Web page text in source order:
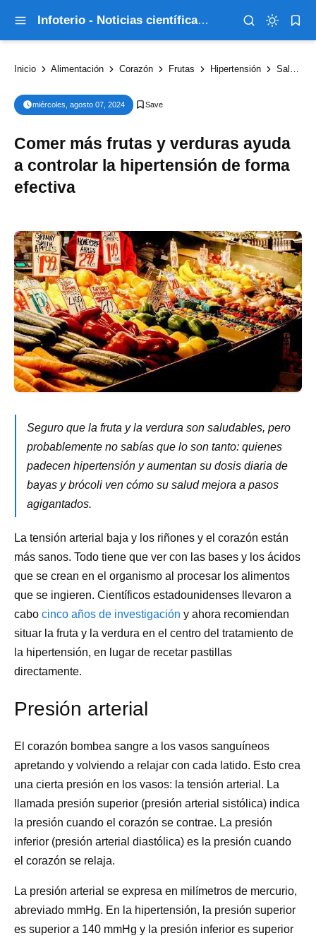
Infoterio - Noticias científicas que explican el mundo
Inicio Alimentación Corazón Frutas Hipertensión Salud
miércoles, agosto 07, 2024
Comer más frutas y verduras ayuda
a controlar la hipertensión de forma
efectiva
Seguro que la fruta y la verdura son saludables, pero
probablemente no sabías que lo son tanto: quienes
padecen hipertensión y aumentan su dosis diaria de
bayas y brócoli ven cómo su salud mejora a pasos
agigantados.
La tensión arterial baja y los riñones y el corazón están
más sanos. Todo tiene que ver con las bases y los ácidos
que se crean en el organismo al procesar los alimentos
que se ingieren. Científicos estadounidenses llevaron a
cabo cinco años de investigación y ahora recomiendan
situar la fruta y la verdura en el centro del tratamiento de
la hipertensión, en lugar de recetar pastillas
directamente.
Presión arterial
El corazón bombea sangre a los vasos sanguíneos
apretando y volviendo a relajar con cada latido. Esto crea
una cierta presión en los vasos: la tensión arterial. La
llamada presión superior (presión arterial sistólica) indica
la presión cuando el corazón se contrae. La presión
inferior (presión arterial diastólica) es la presión cuando
el corazón se relaja.
La presión arterial se expresa en milímetros de mercurio,
abreviado mmHg. En la hipertensión, la presión superior
es superior a 140 mmHg y la presión inferior es superior